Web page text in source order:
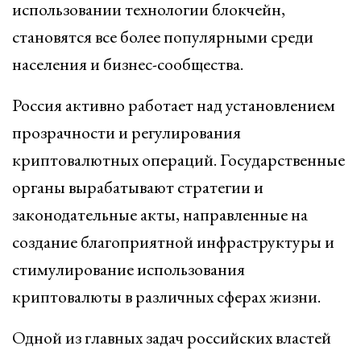
использовании технологии блокчейн,
становятся все более популярными среди
населения и бизнес-сообщества.
Россия активно работает над установлением
прозрачности и регулирования
криптовалютных операций. Государственные
органы вырабатывают стратегии и
законодательные акты, направленные на
создание благоприятной инфраструктуры и
стимулирование использования
криптовалюты в различных сферах жизни.
Одной из главных задач российских властей